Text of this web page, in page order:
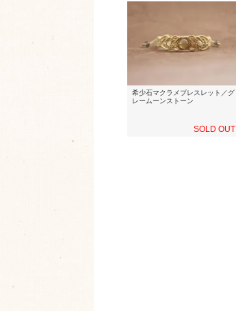
希少石マクラメブレスレット／グ
レームーンストーン
SOLD OUT